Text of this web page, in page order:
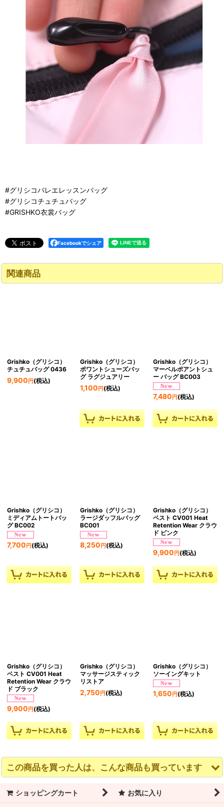
#グリシコバレエレッスンバッグ
#グリシコチュチュバッグ
#GRISHKO衣裳バッグ
Facebookでシェア
関連商品
Grishko（グリシコ）
チュチュバッグ 0436
9,900 円 (税込)
Grishko（グリシコ）
ポワントシューズバッ
グ ラグジュアリー
1,100 円(税込)
Grishko（グリシコ）
マーベルポアントシュ
ー バッグ BC003
7,480 円(税込)
Grishko（グリシコ）
ミディアムトートバッ
グ BC002
7,700 円 (税込)
Grishko（グリシコ）
ラージダッフルバッグ
BC001
8,250 円(税込)
Grishko（グリシコ）
ベスト CV001 Heat
Retention Wear クラウ
ド ピンク
9,900 円(税込)
Grishko（グリシコ）
ベスト CV001 Heat
Retention Wear クラウ
ド ブラック
9,900 円 (税込)
Grishko（グリシコ）
マッサージスティック
リストア
2,750 円(税込)
Grishko（グリシコ）
ソーイングキット
1,650 円(税込)
この商品を買った人は、こんな商品も買っています
ショッピングカート お気に入り